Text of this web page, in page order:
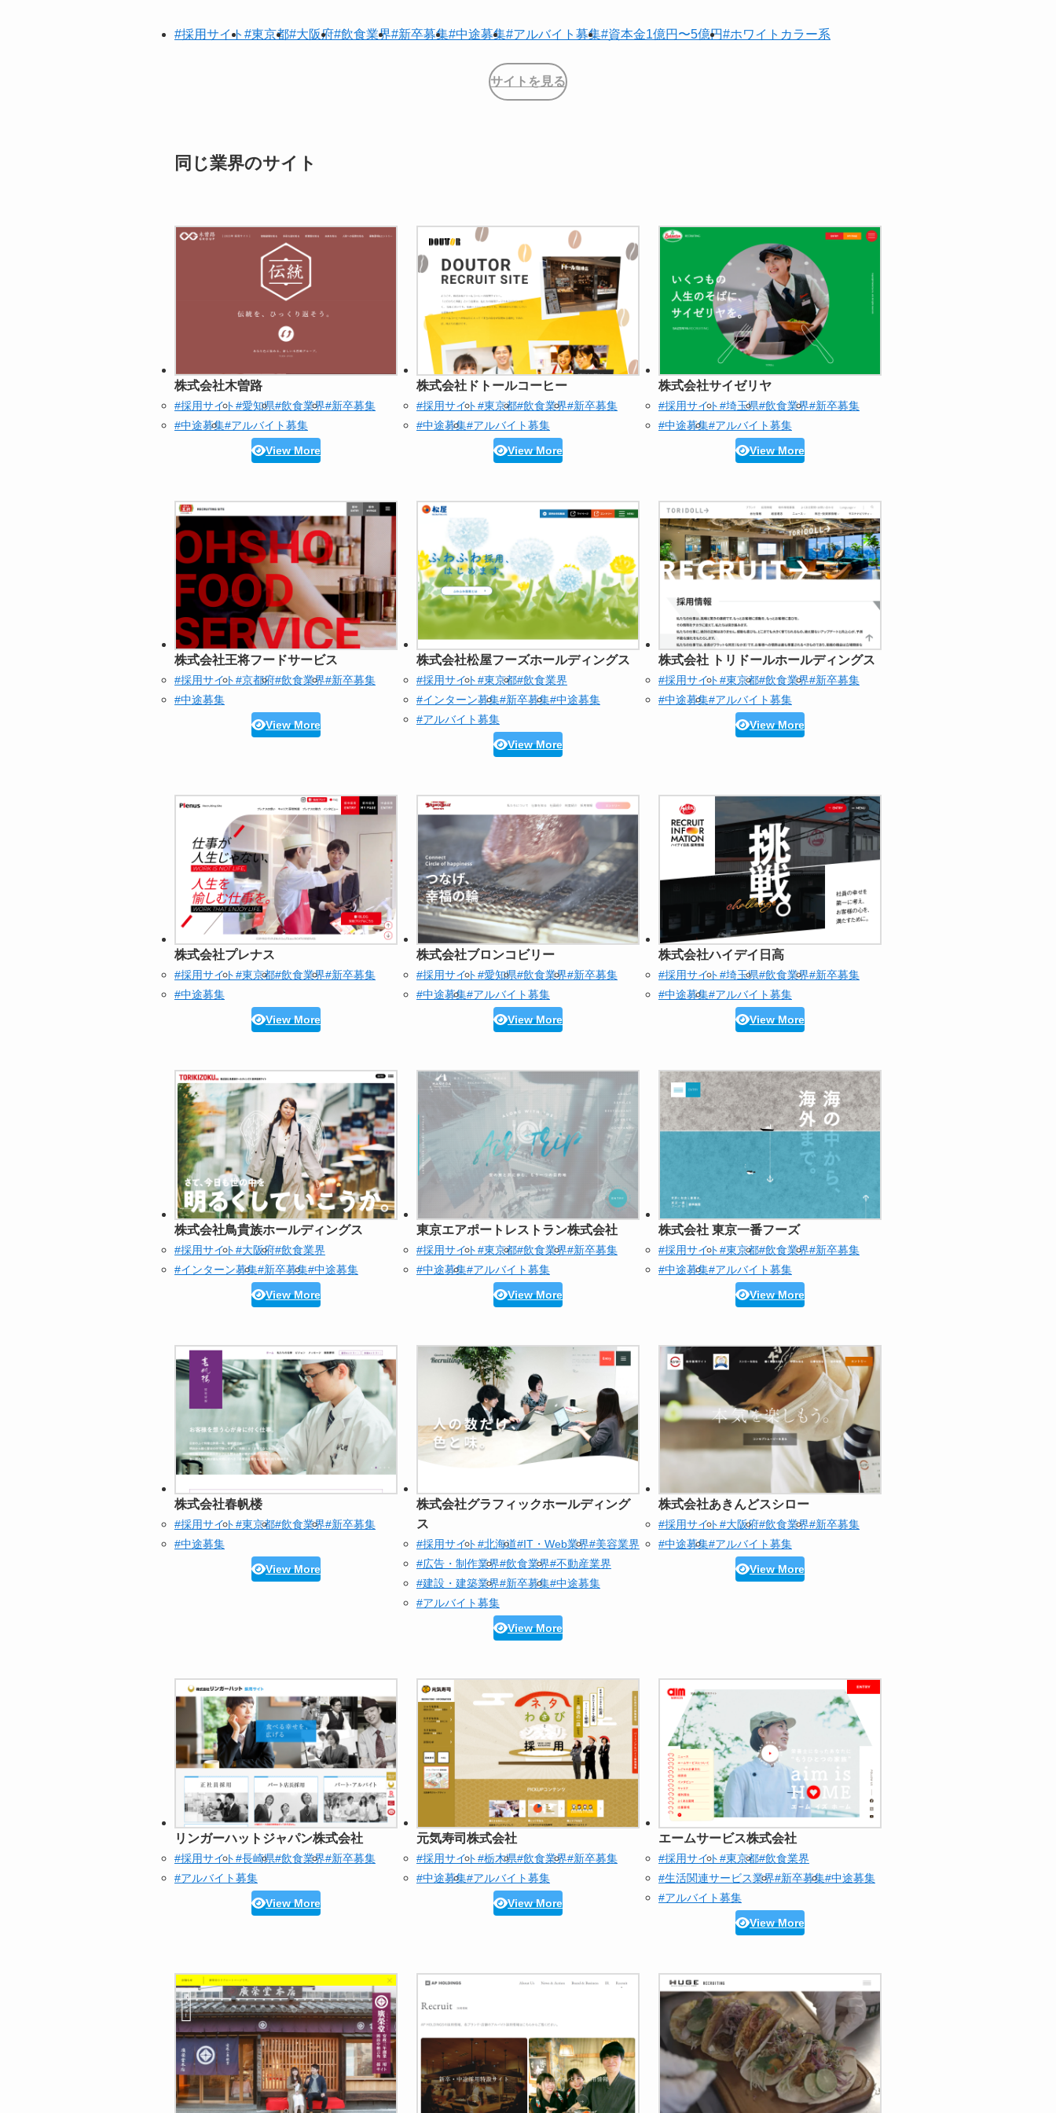
#採用サイト #東京都#大阪府#飲食業界#新卒募集#中途募集#アルバイト募集#資本金1億円〜5億円#ホワイトカラー系
サイトを見る
同じ業界のサイト
株式会社木曽路
#採用サイト#愛知県#飲食業界#新卒募集
#中途募集#アルバイト募集
View More
株式会社ドトールコーヒー
#採用サイト#東京都#飲食業界#新卒募集
#中途募集#アルバイト募集
View More
株式会社サイゼリヤ
#採用サイト#埼玉県#飲食業界#新卒募集
#中途募集#アルバイト募集
View More
株式会社王将フードサービス
#採用サイト#京都府#飲食業界#新卒募集
#中途募集
View More
株式会社松屋フーズホールディングス
#採用サイト#東京都#飲食業界
#インターン募集#新卒募集#中途募集
#アルバイト募集
View More
株式会社 トリドールホールディングス
#採用サイト#東京都#飲食業界#新卒募集
#中途募集#アルバイト募集
View More
株式会社プレナス
#採用サイト#東京都#飲食業界#新卒募集
#中途募集
View More
株式会社ブロンコビリー
#採用サイト#愛知県#飲食業界#新卒募集
#中途募集#アルバイト募集
View More
株式会社ハイデイ日高
#採用サイト#埼玉県#飲食業界#新卒募集
#中途募集#アルバイト募集
View More
株式会社鳥貴族ホールディングス
#採用サイト#大阪府#飲食業界
#インターン募集#新卒募集#中途募集
View More
東京エアポートレストラン株式会社
#採用サイト#東京都#飲食業界#新卒募集
#中途募集#アルバイト募集
View More
株式会社 東京一番フーズ
#採用サイト#東京都#飲食業界#新卒募集
#中途募集#アルバイト募集
View More
株式会社春帆楼
#採用サイト#東京都#飲食業界#新卒募集
#中途募集
View More
株式会社グラフィックホールディング
ス
#採用サイト#北海道#IT・Web業界#美容業界
#広告・制作業界#飲食業界#不動産業界
#建設・建築業界#新卒募集#中途募集
#アルバイト募集
View More
株式会社あきんどスシロー
#採用サイト#大阪府#飲食業界#新卒募集
#中途募集#アルバイト募集
View More
リンガーハットジャパン株式会社
#採用サイト#長崎県#飲食業界#新卒募集
#アルバイト募集
View More
元気寿司株式会社
#採用サイト#栃木県#飲食業界#新卒募集
#中途募集#アルバイト募集
View More
エームサービス株式会社
#採用サイト#東京都#飲食業界
#生活関連サービス業界#新卒募集#中途募集
#アルバイト募集
View More